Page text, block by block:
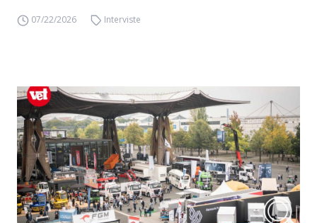
07/22/2026 Interviste